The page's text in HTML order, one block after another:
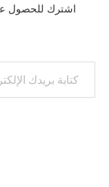
اشترك للحصول
كتابة بريدك الإلكتروني...